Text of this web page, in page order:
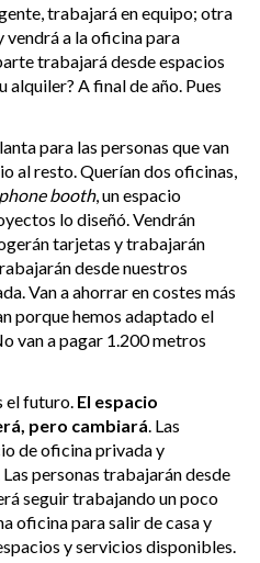
trabajará en equipo; otra
vendrá a la oficina para
trabajará desde espacios
A final de año. Pues
para las personas que van
al resto. Querían dos oficinas,
phone booth, un espacio
lo diseñó. Vendrán
tarjetas y trabajarán
desde nuestros
Van a ahorrar en costes más
porque hemos adaptado el
van a pagar 1.200 metros
el futuro. El espacio
pero cambiará. Las
de oficina privada y
personas trabajarán desde
seguir trabajando un poco
oficina para salir de casa y
y servicios disponibles.